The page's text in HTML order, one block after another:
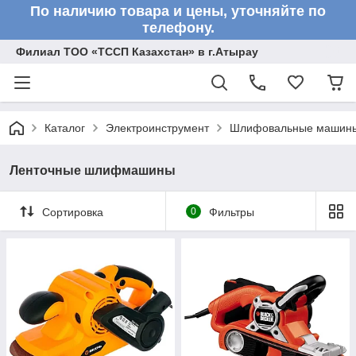
По наличию товара и цены, уточняйте по
телефону.
Филиал ТОО «ТССП Казахстан» в г.Атырау
Каталог Электроинструмент Шлифовальные
Ленточные шлифмашины
Сортировка 0 Фильтры